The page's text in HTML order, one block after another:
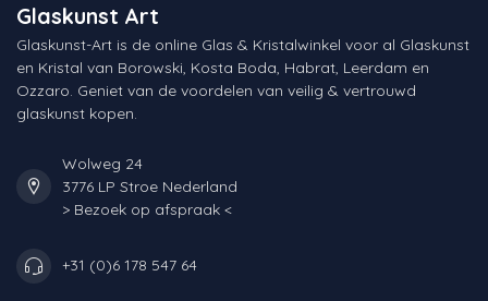
Glaskunst Art
Glaskunst-Art is de online Glas & Kristalwinkel voor al Glaskunst
en Kristal van Borowski, Kosta Boda, Habrat, Leerdam en
Ozzaro. Geniet van de voordelen van veilig & vertrouwd
glaskunst kopen.
Wolweg 24
3776 LP Stroe Nederland
> Bezoek op afspraak <
+31 (0)6 178 547 64